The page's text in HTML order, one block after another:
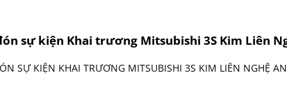
sự kiện Khai trương Mitsubishi 3S Kim Liên
SỰ KIỆN KHAI TRƯƠNG MITSUBISHI 3S KIM LIÊN NGHỆ